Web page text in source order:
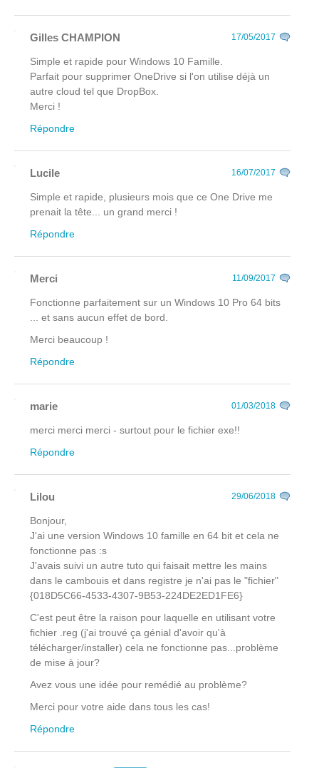
Gilles CHAMPION 17/05/2017
Simple et rapide pour Windows 10 Famille.
Parfait pour supprimer OneDrive si l'on utilise déjà un
autre cloud tel que DropBox.
Merci !
Répondre
Lucile 16/07/2017
Simple et rapide, plusieurs mois que ce One Drive me
prenait la tête... un grand merci !
Répondre
Merci 11/09/2017
Fonctionne parfaitement sur un Windows 10 Pro 64 bits
... et sans aucun effet de bord.
Merci beaucoup !
Répondre
marie 01/03/2018
merci merci merci - surtout pour le fichier exe!!
Répondre
Lilou 29/06/2018
Bonjour,
J'ai une version Windows 10 famille en 64 bit et cela ne
fonctionne pas :s
J'avais suivi un autre tuto qui faisait mettre les mains
dans le cambouis et dans registre je n'ai pas le "fichier"
{018D5C66-4533-4307-9B53-224DE2ED1FE6}
C'est peut être la raison pour laquelle en utilisant votre
fichier .reg (j'ai trouvé ça génial d'avoir qu'à
télécharger/installer) cela ne fonctionne pas...problème
de mise à jour?
Avez vous une idée pour remédié au problème?
Merci pour votre aide dans tous les cas!
Répondre